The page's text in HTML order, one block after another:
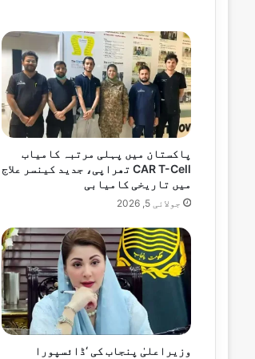
کمشنر سرگودھا ڈویژن
ے
ا
ج
ل
ا
س
س
ے
خ
ط
ا
پاکستان میں پہلی مرتبہ کامیاب
CAR T-Cell تھراپی، جدید کینسر علاج
میں تاریخی کامیابی
جولائی 5, 2026
وزیراعلیٰ پنجاب کی ‘ڈائسپورا